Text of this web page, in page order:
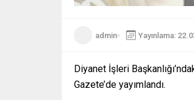
admin Yayınlama:
Diyanet İşleri
Gazete’de yayımlandı.